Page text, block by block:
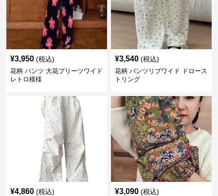
¥3,950 (税込)
花柄 パンツ 大花プリーツワイド
レトロ模様
¥3,540 (税込)
花柄 パンツリブワイド ドロース
トリング
¥4,860 (税込) ¥3,090 (税込)